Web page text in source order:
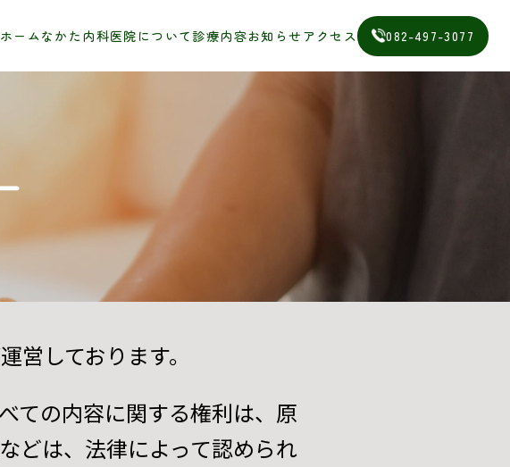
ホームなかた内科医院について診療内容お知らせ アクセス 082-497-3077
営しております。
ての内容に関する権利は、原
どは、法律によって認められ